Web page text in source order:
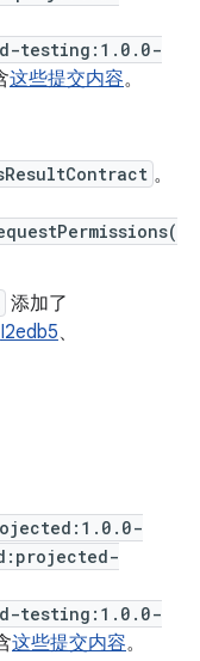
testing:1.0.0-
这些提交内容。
。
添加了
I2edb5、
testing:1.0.0-
这些提交内容。